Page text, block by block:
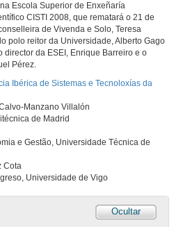
Escola Superior de Enxeñaría
CISTI 2008, que rematará o 21 de
de Vivenda e Solo, Teresa
polo reitor da Universidade, Alberto Gago
director da ESEI, Enrique Barreiro e o
Pérez.
Ibérica de Sistemas e Tecnoloxías da
Manzano Villalón
de Madrid
e Gestão, Universidade Técnica de
Cota
Universidade de Vigo
Ocultar
19 de xuño de 2008
19 de xuño de 2008
Granxafamiliar.com: Comercialización de productos agrarios de orixe familiar